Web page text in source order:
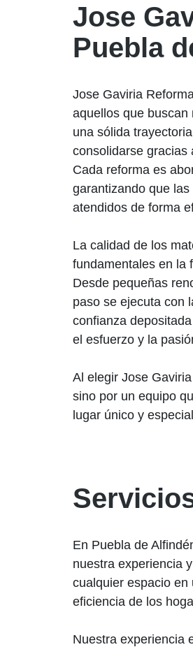
Jose
Puebla
Jose Gaviria
aquellos que buscan
una sólida
consolidarse gracias
Cada reforma es
garantizando que
atendidos de forma
La calidad de los
fundamentales en la
Desde pequeñas
paso se ejecuta con
confianza
el esfuerzo y la
Al elegir Jose
sino por un equipo
lugar único y
En Puebla de
nuestra experiencia
cualquier espacio en
eficiencia de los
Nuestra experiencia